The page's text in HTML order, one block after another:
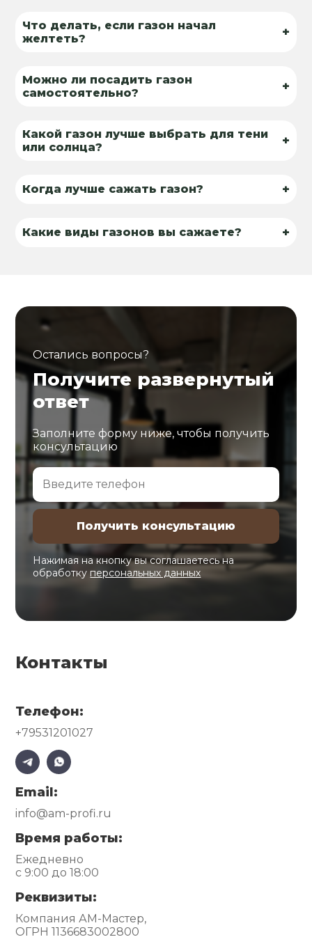
Что делать, если газон начал
желтеть?
+
Можно ли посадить газон
самостоятельно?
+
Какой газон лучше выбрать для тени
или солнца?
+
Когда лучше сажать газон? +
Какие виды газонов вы сажаете? +
Остались вопросы?
Получите развернутый
ответ
Заполните форму ниже, чтобы получить
консультацию
Нажимая на кнопку вы соглашаетесь на
обработкуперсональных данных
Контакты
Телефон:
+79531201027
Email:
info@am-profi.ru
Время работы:
Ежедневно
с 9:00 до 18:00
Реквизиты:
Компания АМ-Мастер,
ОГРН 1136683002800